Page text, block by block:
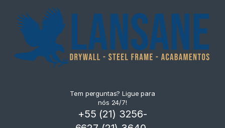
Tem perguntas? Ligue para
nós 24/7!
+55 (21) 3256-